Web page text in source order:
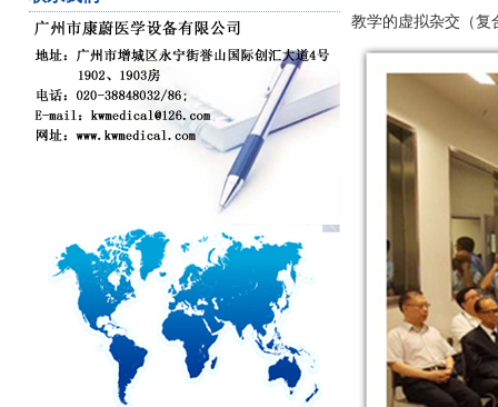
教学的虚拟杂交（复